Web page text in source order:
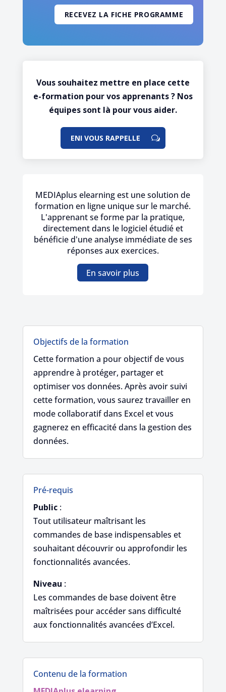
Vous souhaitez mettre en place cette
e-formation pour vos apprenants ? Nos
équipes sont là pour vous aider.
ENI VOUS RAPPELLE
MEDIAplus elearning est une solution de
formation en ligne unique sur le marché.
L'apprenant se forme par la pratique,
directement dans le logiciel étudié et
bénéficie d'une analyse immédiate de ses
réponses aux exercices.
En savoir plus
Objectifs de la formation
Cette formation a pour objectif de vous
apprendre à protéger, partager et
optimiser vos données. Après avoir suivi
cette formation, vous saurez travailler en
mode collaboratif dans Excel et vous
gagnerez en efficacité dans la gestion des
données.
Pré-requis
Public:
Tout utilisateur maîtrisant les
commandes de base indispensables et
souhaitant découvrir ou approfondir les
fonctionnalités avancées.
Niveau :
Les commandes de base doivent être
maîtrisées pour accéder sans difficulté
aux fonctionnalités avancées d’Excel.
Contenu de la formation